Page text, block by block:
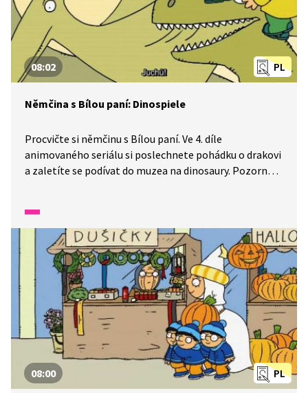
PL
08:02
Němčina s Bílou paní: Dinospiele
Procvičte si němčinu s Bílou paní. Ve 4. díle
animovaného seriálu si poslechnete pohádku o drakovi
a zaletíte se podívat do muzea na dinosaury. Pozorně
PL
08:00